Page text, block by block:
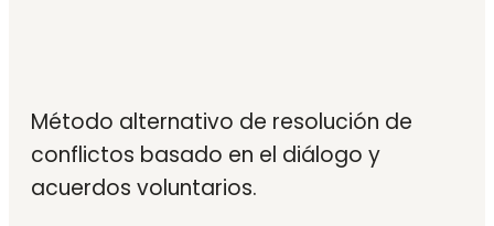
Método alternativo de resolución de
conflictos basado en el diálogo y
acuerdos voluntarios.